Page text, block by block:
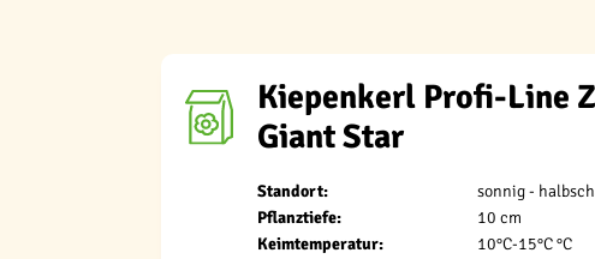
Kiepenkerl Profi-Line
Giant Star
Standort:
sonnig -
Pflanztiefe:
10 cm
Keimtemperatur:
10°C-15°C °C